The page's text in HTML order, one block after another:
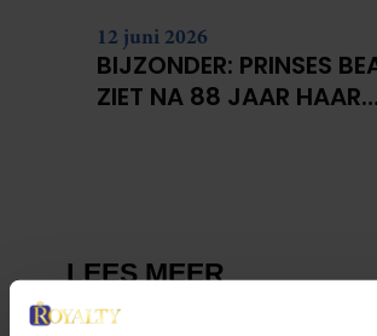
12 juni 2026
BIJZONDER: PRINSES
ZIET NA 88 JAAR HAAR